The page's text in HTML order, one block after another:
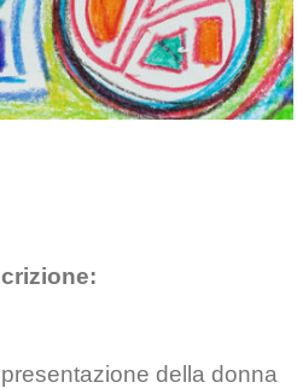
della donna